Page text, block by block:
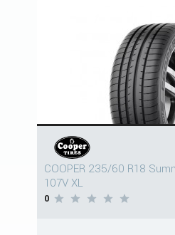
COOPER 235/60 R18
107V XL
0